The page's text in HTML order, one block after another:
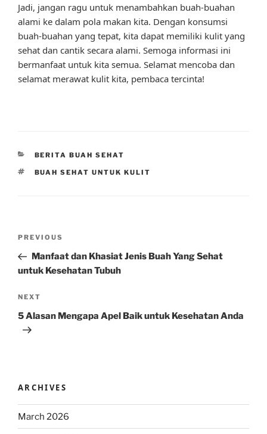
Jadi, jangan ragu untuk menambahkan buah-buahan
alami ke dalam pola makan kita. Dengan konsumsi
buah-buahan yang tepat, kita dapat memiliki kulit yang
sehat dan cantik secara alami. Semoga informasi ini
bermanfaat untuk kita semua. Selamat mencoba dan
selamat merawat kulit kita, pembaca tercinta!
CATEGORIES
BERITA BUAH SEHAT
TAGS
BUAH SEHAT UNTUK KULIT
Previous
Post
PREVIOUS
Manfaat dan Khasiat Jenis Buah Yang Sehat
untuk Kesehatan Tubuh
Next
Post
NEXT
5 Alasan Mengapa Apel Baik untuk Kesehatan Anda
ARCHIVES
March 2026